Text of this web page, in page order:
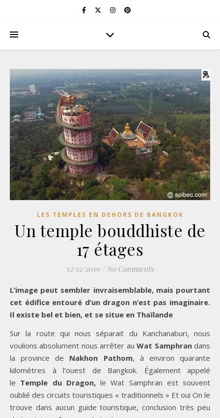
LES TEMPLES EN DEHORS DE BANGKOK
Un temple bouddhiste de
17 étages
12/12/2019 / No Comments
L’image peut sembler invraisemblable, mais pourtant
cet édifice entouré d’un dragon n’est pas imaginaire.
Il existe bel et bien, et se situe en Thaïlande
Sur la route qui nous séparait du Kanchanaburi, nous
voulions absolument nous arrêter auWat Samphrandans
la province de Nakhon Pathom, à environ quarante
kilomètres à l’ouest de Bangkok. Également appelé
le Temple du Dragon,le Wat Samphran est souvent
oublié des circuits touristiques « traditionnels » Et oui On le
trouve dans aucun guide touristique, conclusion très peu